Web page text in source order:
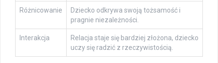
Różnicowanie
Dziecko odkrywa swoją tożsamość i
pragnie niezależności.
Interakcja
Relacja staje się bardziej złożona, dziecko
uczy się radzić z rzeczywistością.